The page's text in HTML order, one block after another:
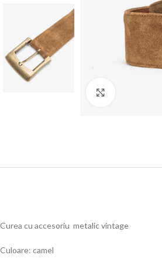
Curea cu accesoriu metalic vintage
Culoare: camel